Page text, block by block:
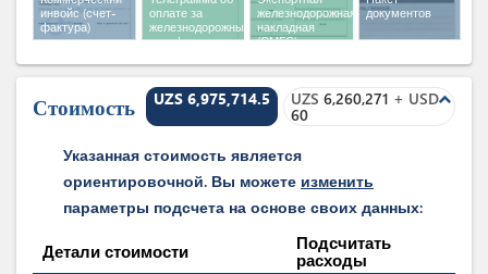
инвойс (счет-
фактура)
оплате за
железнодорожный
тариф по
железнодорожная
накладная
(СМГС)
документов
Стоимость UZS 6,975,714.5 UZS 6,260,271 + USD
60
expand_less
Указанная стоимость является
ориентировочной. Вы можете изменить
параметры подсчета на основе своих данных:
Детали стоимости
Подсчитать
расходы